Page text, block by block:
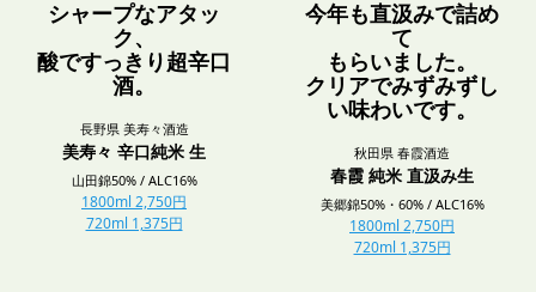
シャープなアタッ
ク、
酸ですっきり超辛口
酒。
長野県 美寿々酒造
美寿々 辛口純米 生
山田錦50% / ALC16%
1800ml 2,750円
720ml 1,375円
今年も直汲みで詰め
て
もらいました。
クリアでみずみずし
い味わいです。
秋田県 春霞酒造
春霞 純米 直汲み生
美郷錦50%・60% / ALC16%
1800ml 2,750円
720ml 1,375円